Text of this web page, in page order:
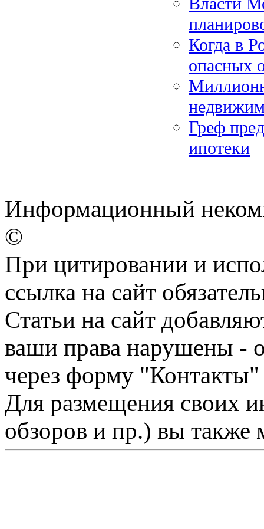
Когда в
опасных
Греф
ипотеки
Информационный
©
При цитировании и
ссылка на сайт
Статьи на сайт
ваши права нарушены -
через форму "Контакты"
Для размещения своих
обзоров и пр.) вы также